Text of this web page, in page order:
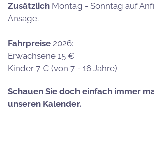
Zusätzlich Montag - Sonntag auf
Ansage.
Fahrpreise 2026:
Erwachsene 15 €
Kinder 7 € (von 7 - 16 Jahre)
Schauen Sie doch einfach immer
unseren Kalender.